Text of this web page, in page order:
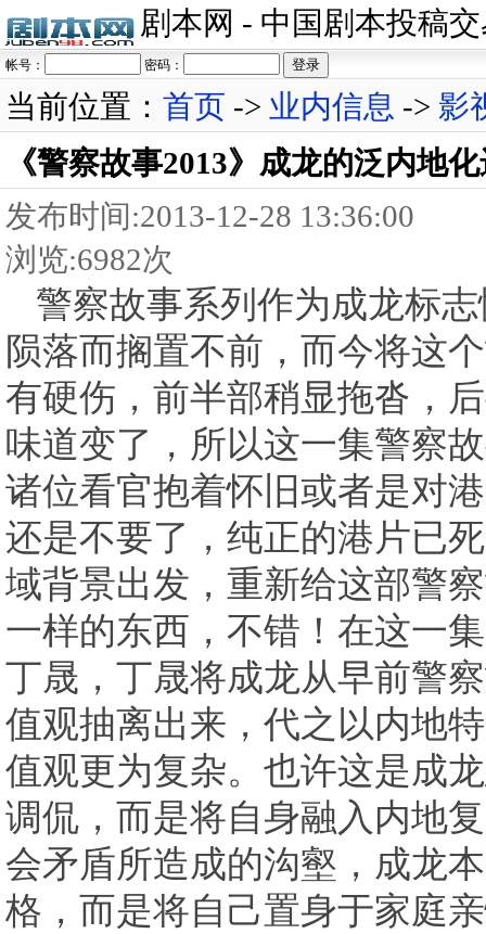
剧本网 - 中国剧本投稿
帐号： 密码：
当前位置： 首页 -> 业内信息 -> 影
《警察故事2013》成龙的泛内地
发布时间:2013-12-28 13:36:00
浏览:6982次
警察故事系列作为成龙标
陨落而搁置不前，而今将这
有硬伤，前半部稍显拖沓，
味道变了，所以这一集警察
诸位看官抱着怀旧或者是对
还是不要了，纯正的港片已
域背景出发，重新给这部警
一样的东西，不错！在这一
丁晟，丁晟将成龙从早前警
值观抽离出来，代之以内地
值观更为复杂。也许这是成
调侃，而是将自身融入内地
会矛盾所造成的沟壑，成龙
格，而是将自己置身于家庭